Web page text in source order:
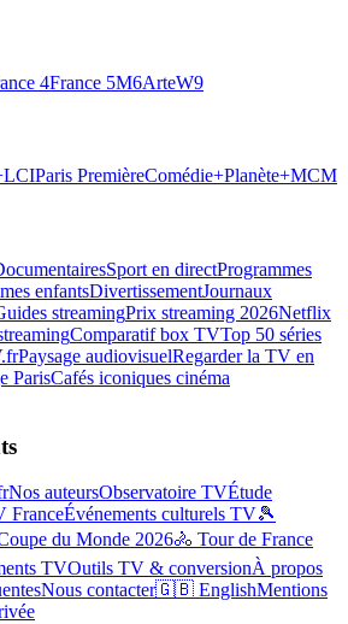
4France 5M6ArteW9
LCIParis PremièreComédie+Planète+MCM
Sport en directProgrammes
enfantsDivertissementJournaux
streamingPrix streaming 2026Netflix
Comparatif box TVTop 50 séries
Paysage audiovisuelRegarder la TV en
ParisCafés iconiques cinéma
Nos auteursObservatoire TVÉtude
FranceÉvénements culturels TV🎾
du Monde 2026🚴 Tour de France
TVOutils TV & conversionÀ propos
Nous contacter🇬🇧 EnglishMentions